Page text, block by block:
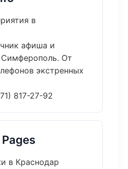
в
афиша и
От
экстренных
817-27-92
в Краснодар